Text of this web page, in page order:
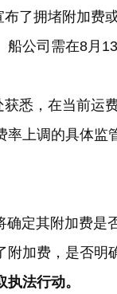
了拥堵附加费
船公司需在8月 13
悉，在当前运
率上调的具体监
确定其附加费是
加费，是否明
法行动。